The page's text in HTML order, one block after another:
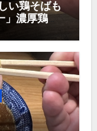
い鶏そばも
濃厚鶏つ